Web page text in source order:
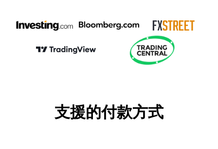
支援的付款方式